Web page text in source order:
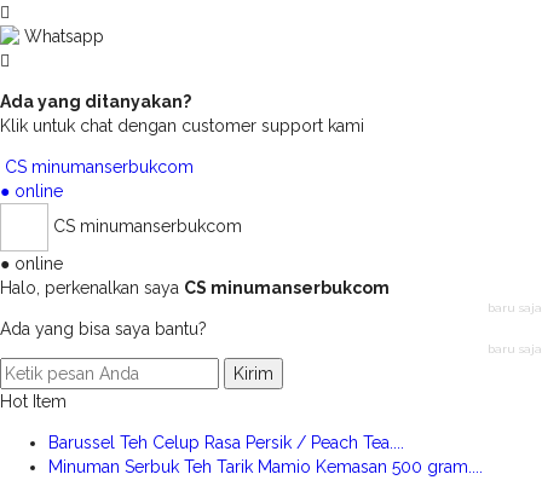
Whatsapp
Ada yang ditanyakan?
Klik untuk chat dengan customer support kami
CS minumanserbukcom
● online
CS minumanserbukcom
● online
Halo, perkenalkan saya CS minumanserbukcom
baru saja
Ada yang bisa saya bantu?
baru saja
Kirim
Hot Item
Barussel Teh Celup Rasa Persik / Peach Tea....
Minuman Serbuk Teh Tarik Mamio Kemasan 500 gram....